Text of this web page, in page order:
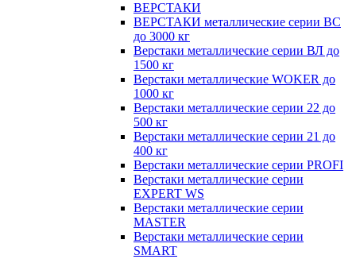
ВЕРСТАКИ
ВЕРСТАКИ металлические серии ВС
до 3000 кг
Верстаки металлические серии ВЛ до
1500 кг
Верстаки металлические WOKER до
1000 кг
Верстаки металлические серии 22 до
500 кг
Верстаки металлические серии 21 до
400 кг
Верстаки металлические серии PROFI
Верстаки металлические серии
EXPERT WS
Верстаки металлические серии
MASTER
Верстаки металлические серии
SMART